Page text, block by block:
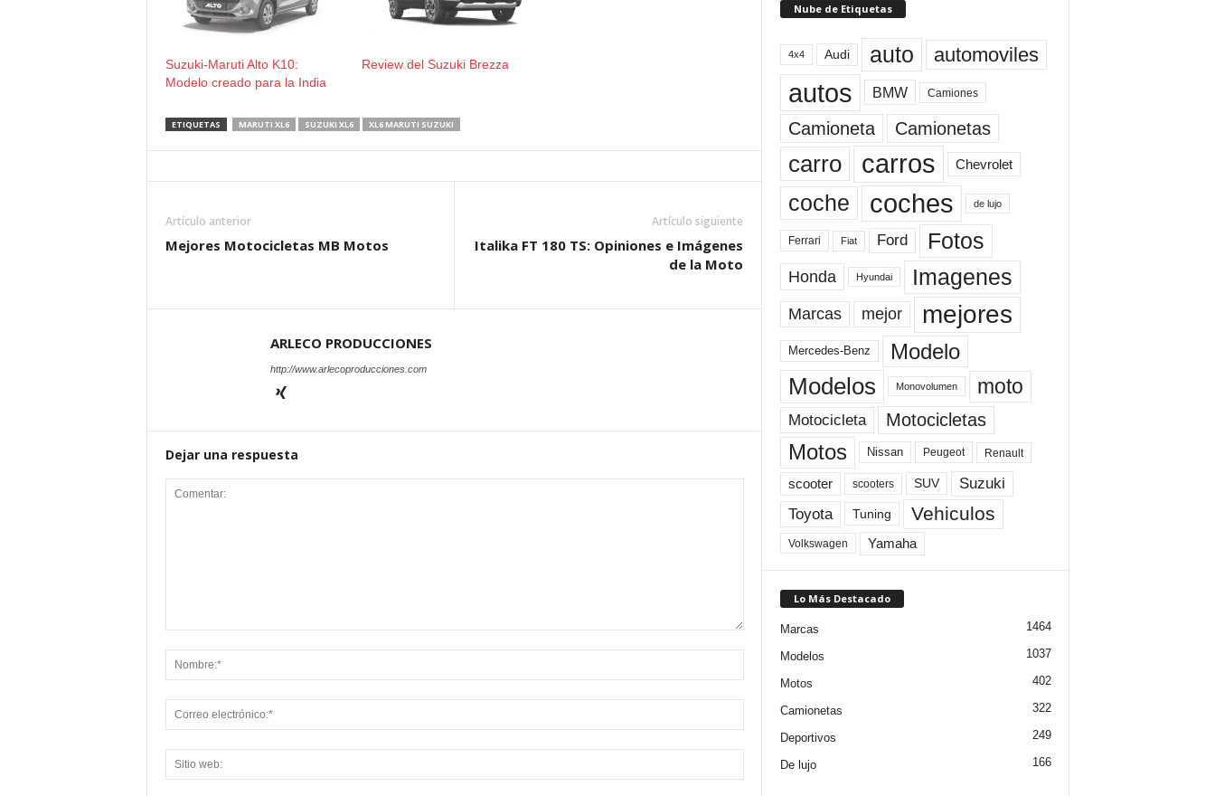
Suzuki-Maruti Alto K10:
Modelo creado para la India
Review del Suzuki Brezza
ETIQUETAS MARUTI XL6 SUZUKI XL6 XL6 MARUTI SUZUKI
Artículo anterior
Mejores Motocicletas MB Motos
Artículo siguiente
Italika FT 180 TS: Opiniones e Imágenes
de la Moto
ARLECO PRODUCCIONES
http://www.arlecoproducciones.com
Dejar una respuesta
Nube de Etiquetas
4x4 Audi auto automoviles
autos BMW Camiones
Camioneta Camionetas
carro carros Chevrolet
coche coches de lujo
Ferrari Fiat Ford Fotos
Honda Hyundai Imagenes
Marcas mejor mejores
Mercedes-Benz Modelo
Modelos Monovolumen moto
Motocicleta Motocicletas
Motos Nissan Peugeot Renault
scooter scooters SUV Suzuki
Toyota Tuning Vehiculos
Volkswagen Yamaha
Lo Más Destacado
Marcas 1464
Modelos 1037
Motos 402
Camionetas 322
Deportivos 249
De lujo 166